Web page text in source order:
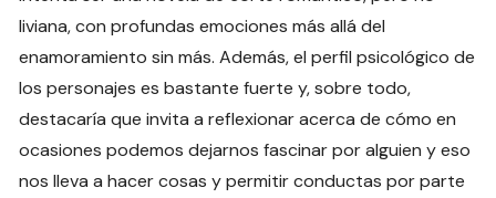
liviana, con profundas emociones más allá del
enamoramiento sin más. Además, el perfil psicológico de
los personajes es bastante fuerte y, sobre todo,
destacaría que invita a reflexionar acerca de cómo en
ocasiones podemos dejarnos fascinar por alguien y eso
nos lleva a hacer cosas y permitir conductas por parte